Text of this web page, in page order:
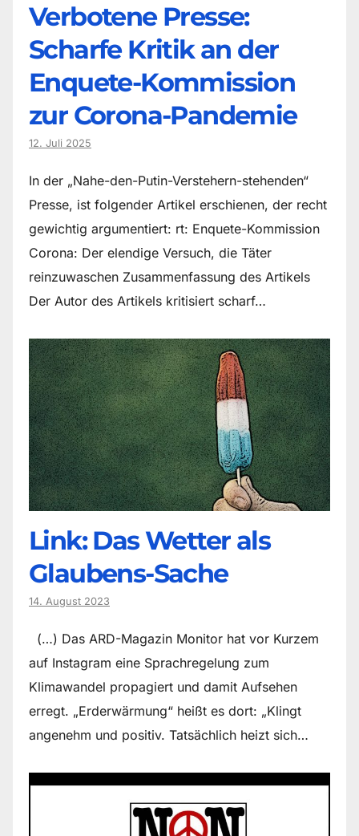
Verbotene Presse:
Scharfe Kritik an der
Enquete-Kommission
zur Corona-Pandemie
12. Juli 2025
In der „Nahe-den-Putin-Verstehern-stehenden“
Presse, ist folgender Artikel erschienen, der recht
gewichtig argumentiert: rt: Enquete-Kommission
Corona: Der elendige Versuch, die Täter
reinzuwaschen Zusammenfassung des Artikels
Der Autor des Artikels kritisiert scharf…
Link: Das Wetter als
Glaubens-Sache
14. August 2023
(…) Das ARD-Magazin Monitor hat vor Kurzem
auf Instagram eine Sprachregelung zum
Klimawandel propagiert und damit Aufsehen
erregt. „Erderwärmung“ heißt es dort: „Klingt
angenehm und positiv. Tatsächlich heizt sich…